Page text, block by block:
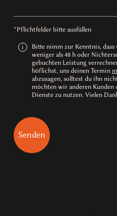
*Pflichtfelder bitte ausfüllen
i
Bitte nimm zur Kenntnis,
weniger als 48 h oder
gebuchten Leistung
höflichst, uns deinen Termin
abzusagen, solltest du ihn
möchten wir anderen
Dienste zu nutzen. Vielen